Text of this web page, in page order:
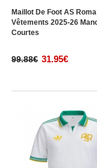
Maillot De Foot AS
Vêtements 2025-26
Courtes
99.88€ 31.95€